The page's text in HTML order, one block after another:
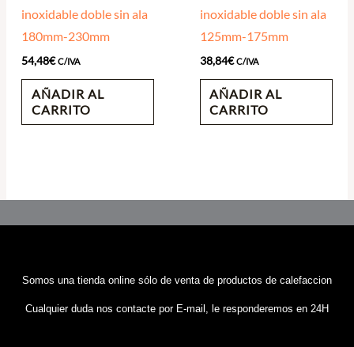
inoxidable doble sin ala
180mm-230mm
54,48€ C/IVA
AÑADIR AL
CARRITO
inoxidable doble sin ala
125mm-175mm
38,84€ C/IVA
AÑADIR AL
CARRITO
Somos una tienda online sólo de venta de productos de calefaccion
Cualquier duda nos contacte por E-mail, le responderemos en 24H